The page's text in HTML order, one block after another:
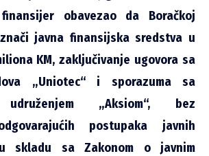
obavezao da Boračkoj
javna finansijska sredstva u
KM, zaključivanje ugovora sa
„Uniotec“ i sporazuma sa
udruženjem „Aksiom“, bez
postupaka javnih
skladu sa Zakonom o javnim